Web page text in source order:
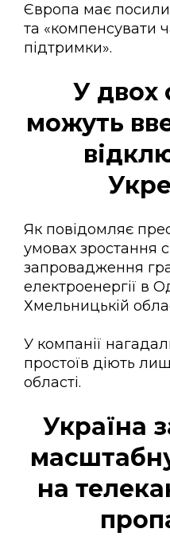
Європа має
та «компенсувати
підтримки».
У двох
можуть
Як повідомляє
умовах зростання
запровадження
електроенергії в
Хмельницькій
У компанії
простоїв діють
області.
Україна
на